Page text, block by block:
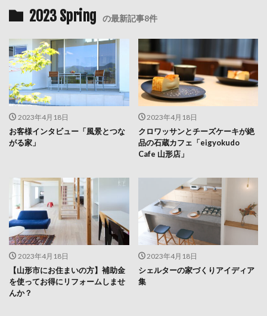
2023 Spring の最新記事8件
2023年4月18日
お客様インタビュー「風景とつな
がる家」
2023年4月18日
クロワッサンとチーズケーキが絶
品の石蔵カフェ「eigyokudo
Cafe 山形店」
2023年4月18日
【山形市にお住まいの方】補助金
を使ってお得にリフォームしませ
んか？
2023年4月18日
シェルターの家づくりアイディア
集